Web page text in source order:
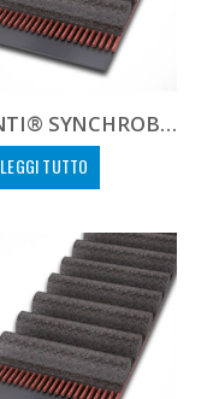
CONTI® SYNCHROBELT 100XL037
LEGGI TUTTO